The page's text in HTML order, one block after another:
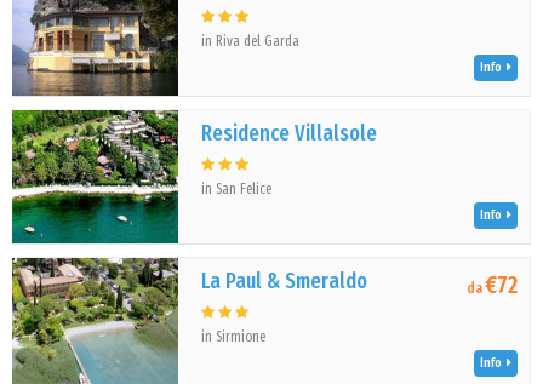
in Riva del Garda
Info
Residence Villalsole
in San Felice
Info
La Paul & Smeraldo
in Sirmione
da€72
Info